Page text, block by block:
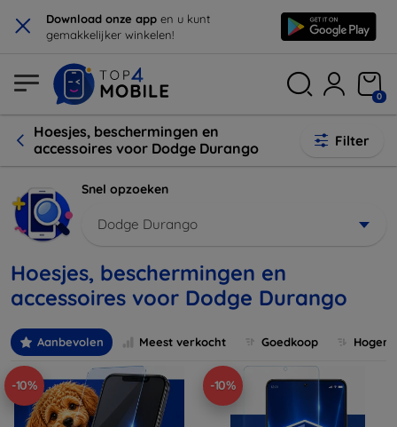
× Download onze app en u kunt
gemakkelijker winkelen!
0
Hoesjes, beschermingen en
accessoires voor Dodge Durango
Filter
Snel opzoeken
Dodge Durango
Hoesjes, beschermingen en
accessoires voor Dodge Durango
Aanbevolen Meest verkocht Goedkoop
-10% -10%